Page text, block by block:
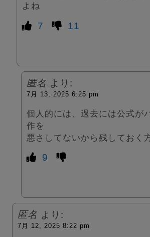
よね
7 11
匿名 より:
7月 13, 2025 6:25 pm
個人的には、過去には公式が
作を
悪さしてないから残しておく
9
匿名 より:
7月 12, 2025 8:22 pm